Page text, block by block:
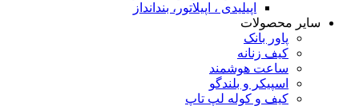
اپیلیدی ، اپیلاتور، بندانداز
سایر محصولات
پاور بانک
کیف زنانه
ساعت هوشمند
اسپیکر و بلندگو
کیف و کوله لپ تاپ